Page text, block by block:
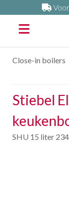
Voor
Close-in boilers
Stiebel
SHU 15 liter